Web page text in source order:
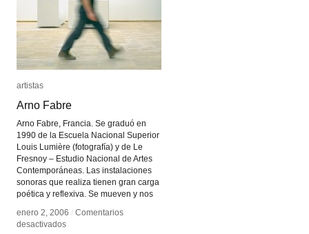
artistas
Arno Fabre
Arno Fabre, Francia. Se graduó en
1990 de la Escuela Nacional Superior
Louis Lumière (fotografía) y de Le
Fresnoy – Estudio Nacional de Artes
Contemporáneas. Las instalaciones
sonoras que realiza tienen gran carga
poética y reflexiva. Se mueven y nos
enero 2, 2006 / Comentarios
desactivadosen
artistas
Arno Fabre
enero 2, 2006 / Comentarios
desactivadosen